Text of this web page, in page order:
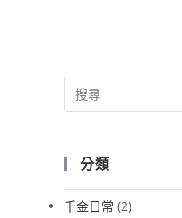
分類
千金日常 (2)